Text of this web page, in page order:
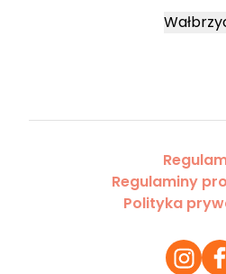
Regulaminy
Polityka